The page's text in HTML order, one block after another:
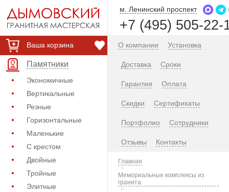
Ваша корзина
Памятники
Экономичные
Вертикальные
Резные
Горизонтальные
Маленькие
С крестом
Двойные
Тройные
Элитные
м. Ленинский проспект
+7 (495) 505-22-
О компании Установка
Доставка Сроки
Гарантия Оплата
Скидки Сертификаты
Портфолио Сотрудники
Отзывы Контакты
Главная
Мемориальные комплексы из
гранита